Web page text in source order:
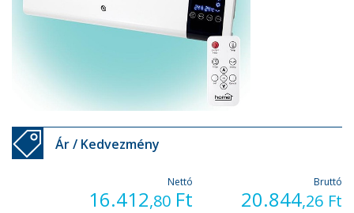
Ár / Kedvezmény
Nettó
16.412,80 Ft
Bruttó
20.844,26 Ft